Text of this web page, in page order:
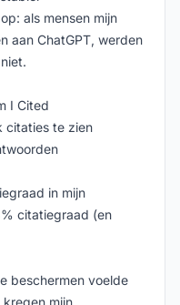
als mensen mijn
aan ChatGPT, werden
I Cited
citaties te zien
in mijn
citatiegraad (en
beschermen voelde
mijn